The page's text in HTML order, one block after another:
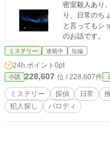
密室殺人あり
り、日常のち
と言ってもシ
のお話です。
ミステリー 連載中 短編
24h.ポイント 0pt
小説 228,607 位 / 228,607件
ミステリー 探偵 日常
犯人探し
パロディ